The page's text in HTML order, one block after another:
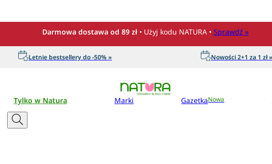
Darmowa dostawa od 89 zł • Użyj kodu NATURA • Sprawdź »
Letnie bestsellery do -50% » Nowości 2+1 za 1 zł »
Tylko w Natura Marki GazetkaNowa